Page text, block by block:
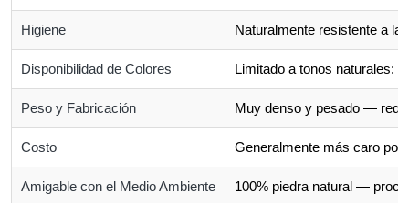
Higiene Naturalmente resistente a
Disponibilidad de Colores Limitado a tonos naturales:
Peso y Fabricación Muy denso y pesado —
Costo Generalmente más caro
Amigable con el Medio Ambiente 100% piedra natural —